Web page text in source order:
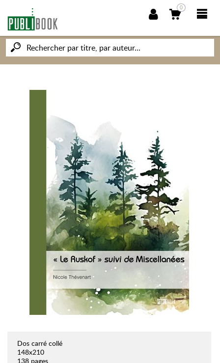
0
NOUVEAUTÉS
SOCIÉTÉ DES ÉCRIVAINS
CONNAISSANCES ET SAVOIRS
MON PETIT ÉDITEUR
Dos carré collé
148x210
138 pages